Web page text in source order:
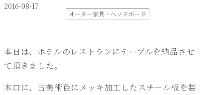
2016-08-17
オーダー家具・ヘッドボード
本日は、ホテルのレストランにテーブルを納品させ
て頂きました。
木口に、古美術色にメッキ加工したスチール板を装